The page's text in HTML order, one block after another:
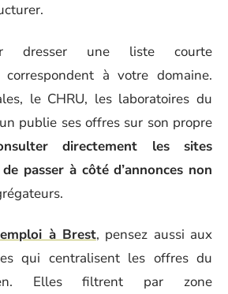
dresser une liste courte
correspondent à votre domaine.
le CHRU, les laboratoires du
publie ses offres sur son propre
directement les sites
passer à côté d’annonces non
à Brest, pensez aussi aux
qui centralisent les offres du
Elles filtrent par zone